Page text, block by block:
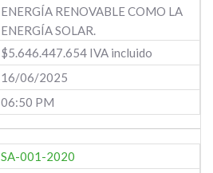
ENERGÍA RENOVABLE COMO LA
ENERGÍA SOLAR.
$5.646.447.654 IVA incluido
16/06/2025
06:50 PM
SA-001-2020